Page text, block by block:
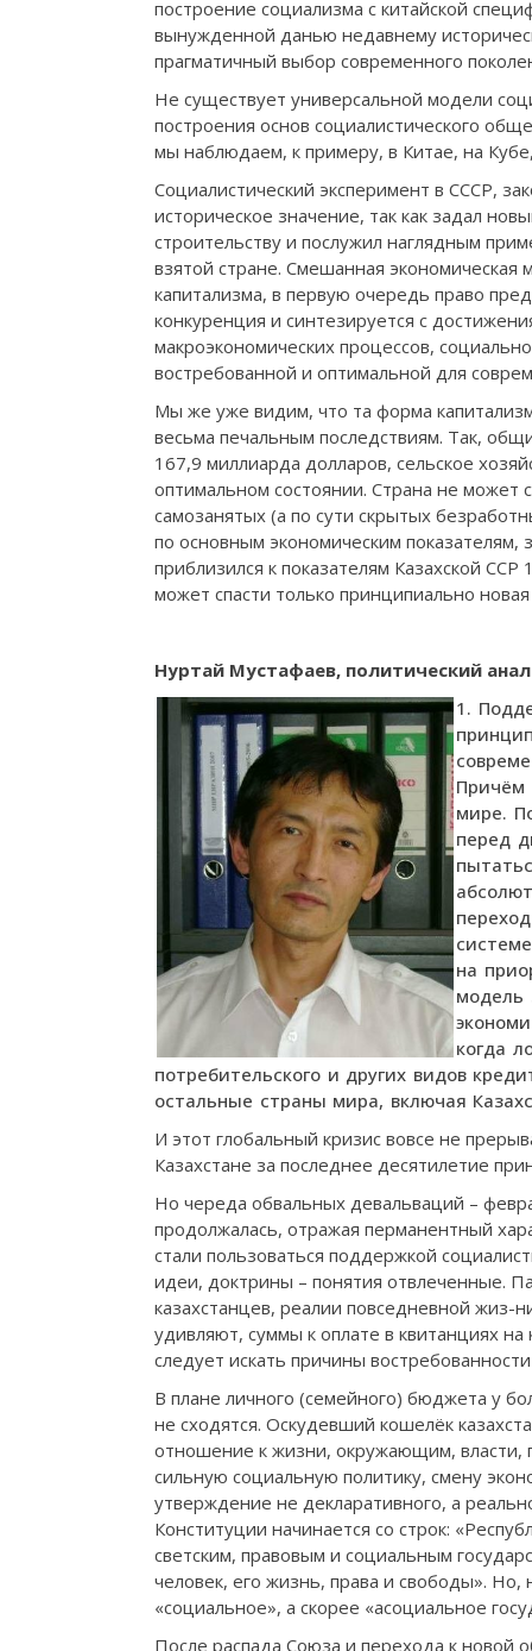
построение социализма с китайской
вынужденной данью недавнему
прагматичный выбор современного
Не существует универсальной модели
построения основ социалистического
мы наблюдаем, к примеру, в Китае, на
Социалистический эксперимент в СССР,
историческое значение, так как задал
строительству и послужил наглядным
взятой стране. Смешанная экономическая
капитализма, в первую очередь право
конкуренция и синтезируется с
макроэкономических процессов,
востребованной и оптимальной для
Мы же уже видим, что та форма
весьма печальным последствиям. Так,
167,9 миллиарда долларов, сельское
оптимальном состоянии. Страна не может
самозанятых (а по сути скрытых
по основным экономическим
приблизился к показателям Казахской
может спасти только принципиально
Нуртай Мустафаев, политический
1.
Причём
мире.
перед
на
модель
когда
потребительского и других видов
остальные страны мира, включая
И этот глобальный кризис вовсе не
Казахстане за последнее десятилетие
Но череда обвальных девальваций –
продолжалась, отражая перманентный
стали пользоваться поддержкой
идеи, доктрины – понятия отвлеченные.
казахстанцев, реалии повседневной жиз-
удивляют, суммы к оплате в квитанциях
следует искать причины
В плане личного (семейного) бюджета у
не сходятся. Оскудевший кошелёк
отношение к жизни, окружающим, власти,
сильную социальную политику, смену
утверждение не декларативного, а
Конституции начинается со строк:
светским, правовым и социальным
человек, его жизнь, права и свободы». Но,
«социальное», а скорее «асоциальное
После распада Союза и перехода к новой